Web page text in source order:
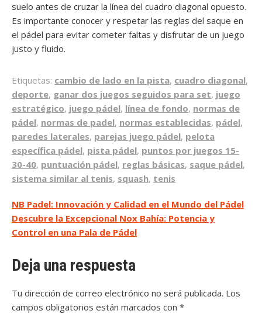
suelo antes de cruzar la línea del cuadro diagonal opuesto.
Es importante conocer y respetar las reglas del saque en
el pádel para evitar cometer faltas y disfrutar de un juego
justo y fluido.
Etiquetas: cambio de lado en la pista, cuadro diagonal,
deporte, ganar dos juegos seguidos para set, juego
estratégico, juego pádel, línea de fondo, normas de
pádel, normas de padel, normas establecidas, pádel,
paredes laterales, parejas juego pádel, pelota
específica pádel, pista pádel, puntos por juegos 15-
30-40, puntuación pádel, reglas básicas, saque pádel,
sistema similar al tenis, squash, tenis
Navegación
de
entradas
NB Padel: Innovación y Calidad en el Mundo del Pádel
Descubre la Excepcional Nox Bahía: Potencia y
Control en una Pala de Pádel
Deja una respuesta
Tu dirección de correo electrónico no será publicada. Los
campos obligatorios están marcados con *